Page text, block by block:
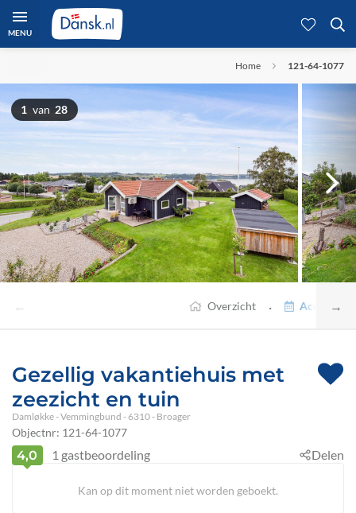
MENU
Home 121-64-1077
1 van 28
← →
Overzicht ·
Gezellig vakantiehuis met
zeezicht en tuin
Damløkke - Vemmingbund - 6310 - Broager
Objectnr: 121-64-1077
4,0 1 gastbeoordeling Delen
Kan op dit moment niet worden geboekt.